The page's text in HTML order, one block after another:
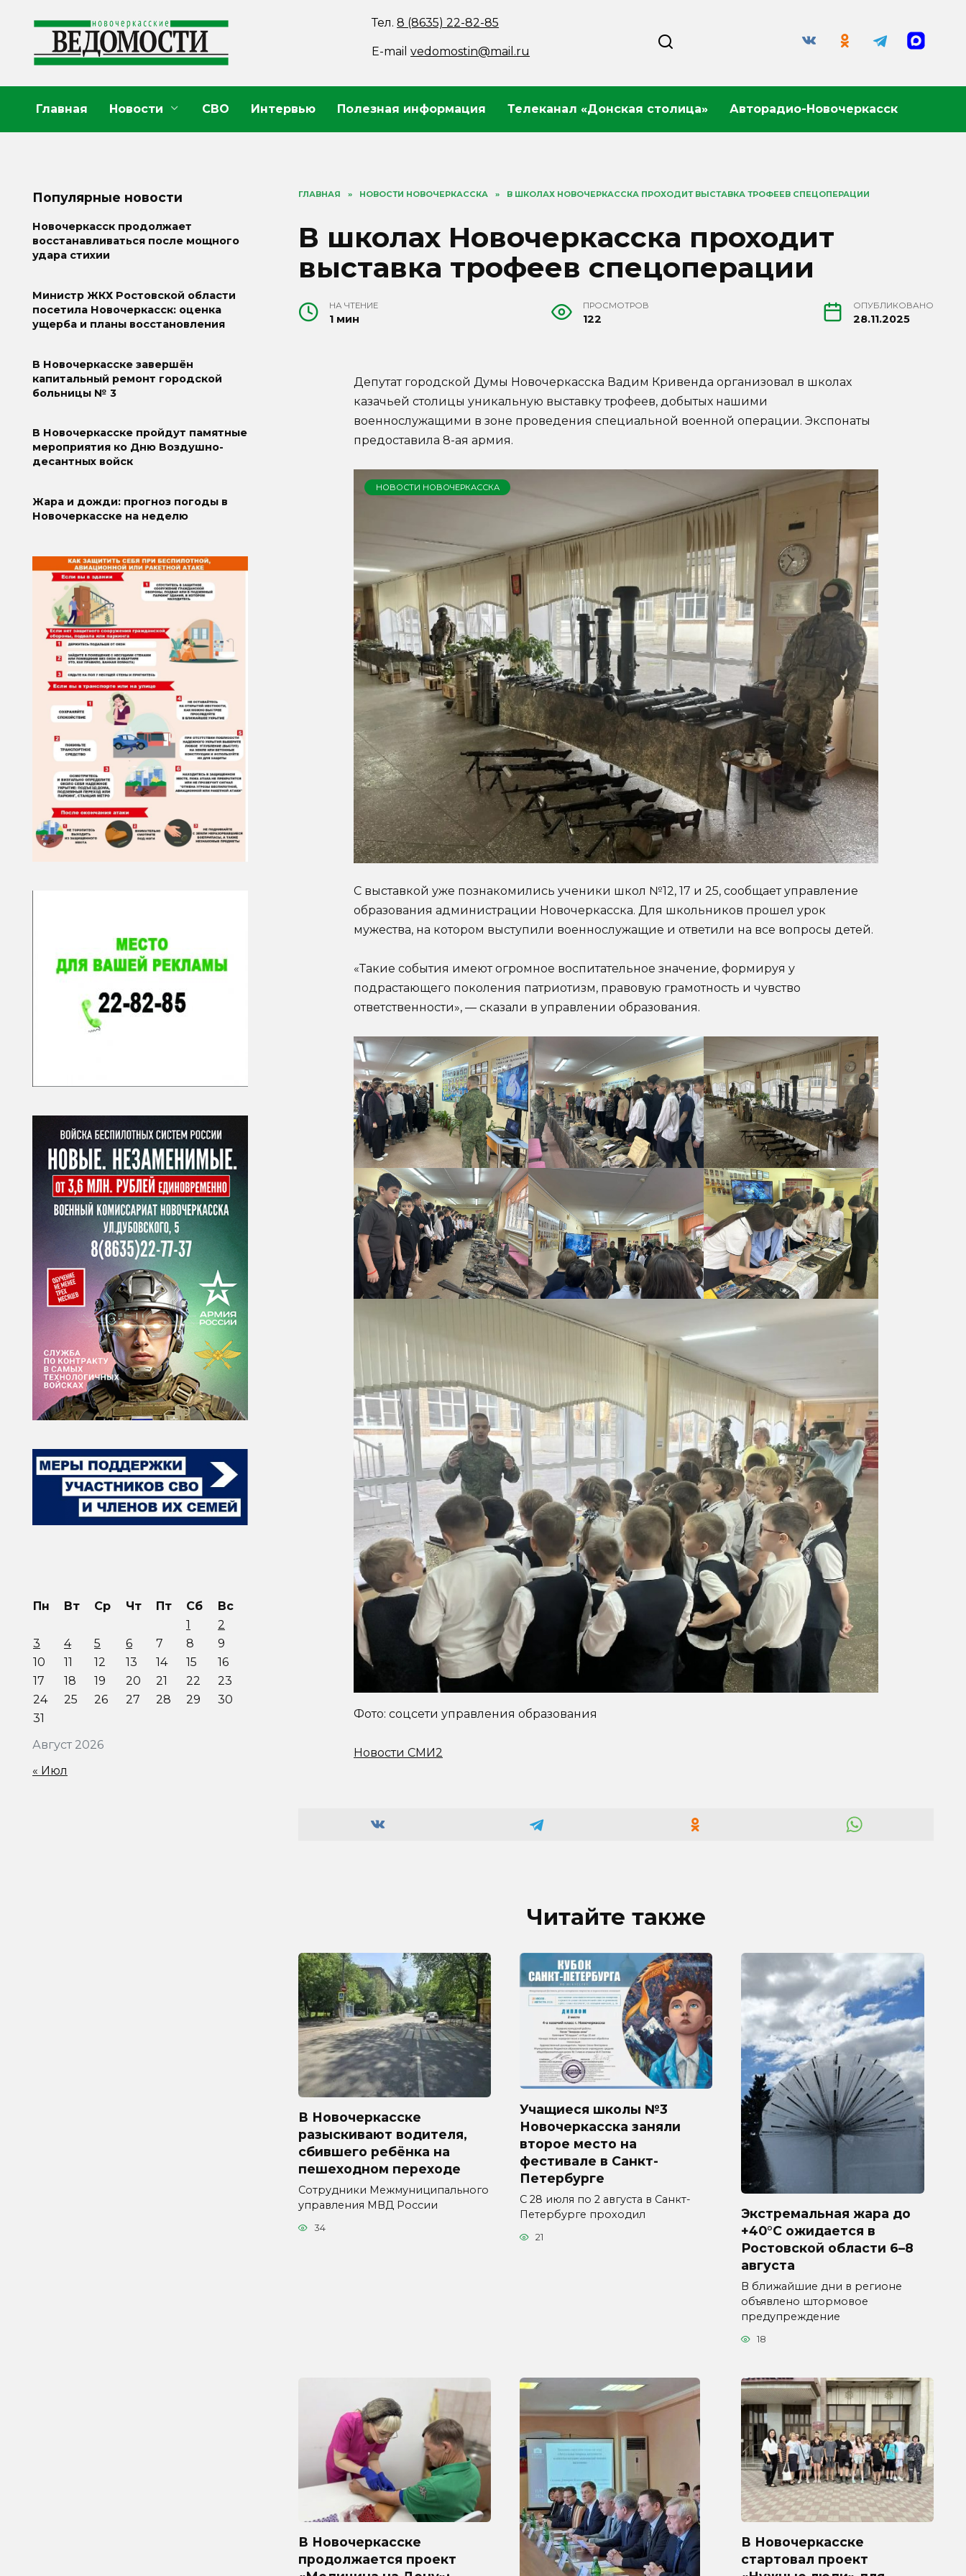
содержанию
Тел.8 (8635) 22-82-85
E-mailvedomostin@mail.ru
Главная Новости СВО Интервью Полезная информация Телеканал «Донская столица» Авторадио-Новочеркасск
ГЛАВНАЯ » НОВОСТИ НОВОЧЕРКАССКА » В ШКОЛАХ НОВОЧЕРКАССКА ПРОХОДИТ ВЫСТАВКА ТРОФЕЕВ СПЕЦОПЕРАЦИИ
В школах Новочеркасска проходит
выставка трофеев спецоперации
НА ЧТЕНИЕ
1 мин
ПРОСМОТРОВ
122
ОПУБЛИКОВАНО
28.11.2025
Депутат городской Думы Новочеркасска Вадим Кривенда организовал в школах
казачьей столицы уникальную выставку трофеев, добытых нашими
военнослужащими в зоне проведения специальной военной операции. Экспонаты
предоставила 8-ая армия.
НОВОСТИ НОВОЧЕРКАССКА
С выставкой уже познакомились ученики школ №12, 17 и 25, сообщает управление
образования администрации Новочеркасска. Для школьников прошел урок
мужества, на котором выступили военнослужащие и ответили на все вопросы детей.
«Такие события имеют огромное воспитательное значение, формируя у
подрастающего поколения патриотизм, правовую грамотность и чувство
ответственности», — сказали в управлении образования.
Фото: соцсети управления образования
Новости СМИ2
Читайте также
В Новочеркасске
разыскивают водителя,
сбившего ребёнка на
пешеходном переходе
Сотрудники Межмуниципального
управления МВД России
34
Учащиеся школы №3
Новочеркасска заняли
второе место на
фестивале в Санкт-
Петербурге
С 28 июля по 2 августа в Санкт-
Петербурге проходил
21
Экстремальная жара до
+40°C ожидается в
Ростовской области 6–8
августа
В ближайшие дни в регионе
объявлено штормовое
предупреждение
18
В Новочеркасске
продолжается проект
В Новочеркасске
стартовал проект
Популярные новости
Новочеркасск продолжает
восстанавливаться после мощного
удара стихии
Министр ЖКХ Ростовской области
посетила Новочеркасск: оценка
ущерба и планы восстановления
В Новочеркасске завершён
капитальный ремонт городской
больницы № 3
В Новочеркасске пройдут памятные
мероприятия ко Дню Воздушно-
десантных войск
Жара и дожди: прогноз погоды в
Новочеркасске на неделю
Август 2026
Пн Вт Ср Чт Пт Сб
Вс
1
2
3
4 5 6 7 8
9
10
11 12 13 14 15
16
17
18 19 20 21 22
23
24
25 26 27 28 29
30
31
« Июл